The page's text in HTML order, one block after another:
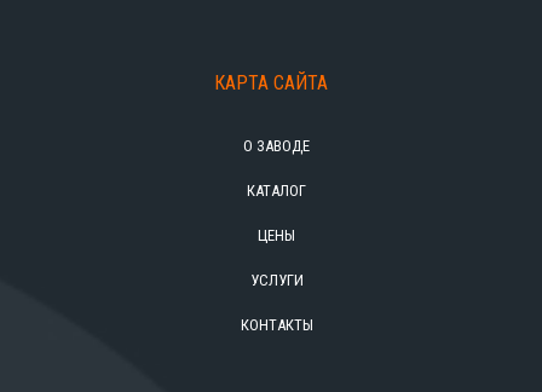
КАРТА САЙТА
О ЗАВОДЕ
КАТАЛОГ
ЦЕНЫ
УСЛУГИ
КОНТАКТЫ